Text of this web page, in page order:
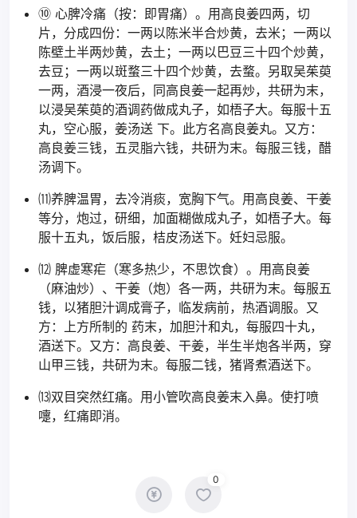
⑩ 心脾冷痛（按：即胃痛）。用高良姜四两，切
片，分成四份：一两以陈米半合炒黄，去米；一两以
陈壁土半两炒黄，去土；一两以巴豆三十四个炒黄，
去豆；一两以斑蝥三十四个炒黄，去蝥。另取吴茱萸
一两，酒浸一夜后，同高良姜一起再炒，共研为末，
以浸吴茱萸的酒调药做成丸子，如梧子大。每服十五
丸，空心服，姜汤送 下。此方名高良姜丸。又方：
高良姜三钱，五灵脂六钱，共研为末。每服三钱，醋
汤调下。
⑾养脾温胃，去冷消痰，宽胸下气。用高良姜、干姜
等分，炮过，研细，加面糊做成丸子，如梧子大。每
服十五丸，饭后服，桔皮汤送下。妊妇忌服。
⑿ 脾虚寒疟（寒多热少，不思饮食）。用高良姜
（麻油炒）、干姜（炮）各一两，共研为末。每服五
钱，以猪胆汁调成膏子，临发病前，热酒调服。又
方：上方所制的 药末，加胆汁和丸，每服四十丸，
酒送下。又方：高良姜、干姜，半生半炮各半两，穿
山甲三钱，共研为末。每服二钱，猪肾煮酒送下。
⒀双目突然红痛。用小管吹高良姜末入鼻。使打喷
嚏，红痛即消。
0